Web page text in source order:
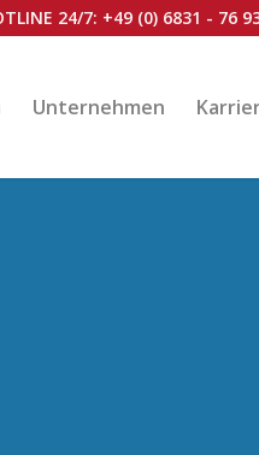
24/7: +49 (0) 6831 - 76
Unternehmen